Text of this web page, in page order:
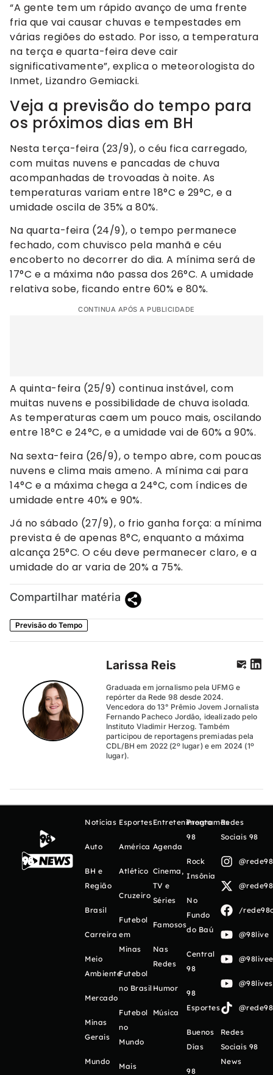
“A gente tem um rápido avanço de uma frente
fria que vai causar chuvas e tempestades em
várias regiões do estado. Por isso, a temperatura
na terça e quarta-feira deve cair
significativamente”, explica o meteorologista do
Inmet, Lizandro Gemiacki.
Veja a previsão do tempo para
os próximos dias em BH
Nesta terça-feira (23/9), o céu fica carregado,
com muitas nuvens e pancadas de chuva
acompanhadas de trovoadas à noite. As
temperaturas variam entre 18°C e 29°C, e a
umidade oscila de 35% a 80%.
Na quarta-feira (24/9), o tempo permanece
fechado, com chuvisco pela manhã e céu
encoberto no decorrer do dia. A mínima será de
17°C e a máxima não passa dos 26°C. A umidade
relativa sobe, ficando entre 60% e 80%.
CONTINUA APÓS A PUBLICIDADE
A quinta-feira (25/9) continua instável, com
muitas nuvens e possibilidade de chuva isolada.
As temperaturas caem um pouco mais, oscilando
entre 18°C e 24°C, e a umidade vai de 60% a 90%.
Na sexta-feira (26/9), o tempo abre, com poucas
nuvens e clima mais ameno. A mínima cai para
14°C e a máxima chega a 24°C, com índices de
umidade entre 40% e 90%.
Já no sábado (27/9), o frio ganha força: a mínima
prevista é de apenas 8°C, enquanto a máxima
alcança 25°C. O céu deve permanecer claro, e a
umidade do ar varia de 20% a 75%.
Compartilhar matéria
Previsão do Tempo
Larissa Reis
Graduada em jornalismo pela UFMG e
repórter da Rede 98 desde 2024.
Vencedora do 13° Prêmio Jovem Jornalista
Fernando Pacheco Jordão, idealizado pelo
Instituto Vladimir Herzog. Também
participou de reportagens premiadas pela
CDL/BH em 2022 (2º lugar) e em 2024 (1º
lugar).
Notícias
Auto
BH e
Região
Brasil
Carreira
Meio
Ambiente
Mercado
Minas
Gerais
Mundo
Esportes
América
Atlético
Cruzeiro
Futebol
em
Minas
Futebol
no Brasil
Futebol
no
Mundo
Mais
Entretenimento
Agenda
Cinema,
TV e
Séries
Famosos
Nas
Redes
Humor
Música
Programas
98
Rock
Insônia
No
Fundo
do Baú
Central
98
98
Esportes
Buenos
Días
98
Redes
Sociais 98
/
@98live
Redes
Sociais 98
News